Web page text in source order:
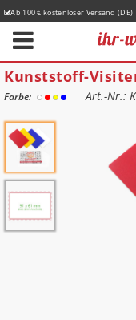
Ab 100 € kostenloser Versand (DE)
Kunststoff-
Farbe: Art.-Nr.: